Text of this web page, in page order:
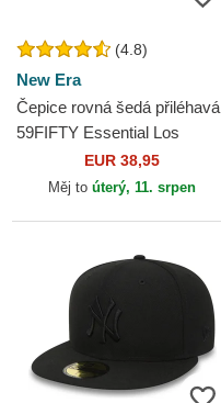
(4.8)
New Era
Čepice rovná šedá přiléhavá
59FIFTY Essential Los
Angeles Dodgers MLB New
EUR 38,95
Měj to úterý, 11. srpen